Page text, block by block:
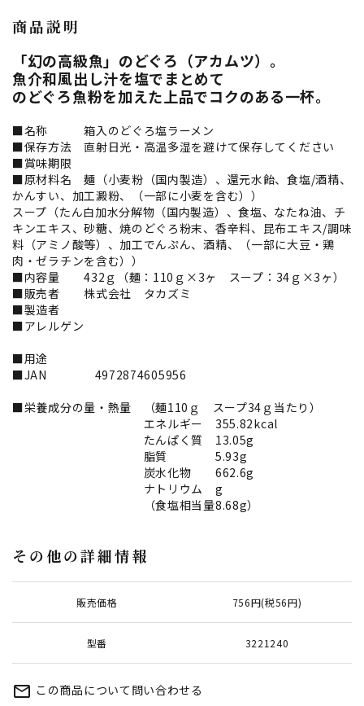
商品説明
「幻の高級魚」のどぐろ（アカムツ）。
魚介和風出し汁を塩でまとめて
のどぐろ魚粉を加えた上品でコクのある一杯。
■名称 箱入のどぐろ塩ラーメン
■保存方法 直射日光・高温多湿を避けて保存してください
■賞味期限
■原材料名 麺（小麦粉（国内製造）、還元水飴、食塩/酒精、
かんすい、加工澱粉、（一部に小麦を含む））
スープ（たん白加水分解物（国内製造）、食塩、なたね油、チ
キンエキス、砂糖、焼のどぐろ粉末、香辛料、昆布エキス/調味
料（アミノ酸等）、加工でんぷん、酒精、（一部に大豆・鶏
肉・ゼラチンを含む））
■内容量 432ｇ（麺：110ｇ×3ヶ スープ：34ｇ×3ヶ）
■販売者 株式会社 タカズミ
■製造者
■アレルゲン
■用途
■JAN 4972874605956
■栄養成分の量・熱量 （麺110ｇ スープ34ｇ当たり）
エネルギー 355.82kcal
たんぱく質 13.05g
脂質 5.93g
炭水化物 662.6g
ナトリウム g
（食塩相当量8.68g）
その他の詳細情報
販売価格 756円(税56円)
型番 3221240
mail_outline この商品について問い合わせる